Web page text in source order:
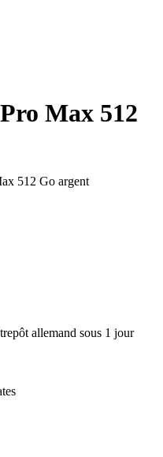
Max 512
512 Go argent
allemand sous 1 jour